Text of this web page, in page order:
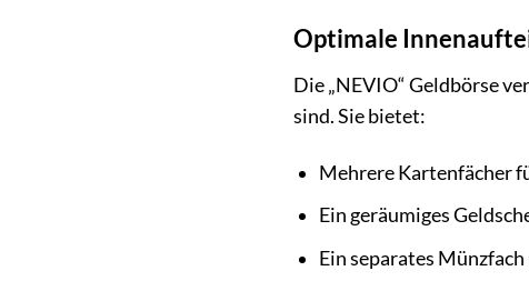
Optimale
Die „NEVIO“ Geldbörse
sind. Sie bietet:
Mehrere Kartenfächer
Ein geräumiges
Ein separates